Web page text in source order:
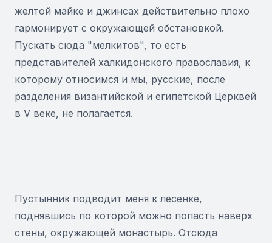
желтой майке и джинсах действительно плохо
гармонирует с окружающей обстановкой.
Пускать сюда "мелкитов", то есть
представителей халкидонского православия, к
которому относимся и мы, русские, после
разделения византийской и египетской Церквей
в V веке, не полагается.
Пустынник подводит меня к лесенке,
поднявшись по которой можно попасть наверх
стены, окружающей монастырь. Отсюда